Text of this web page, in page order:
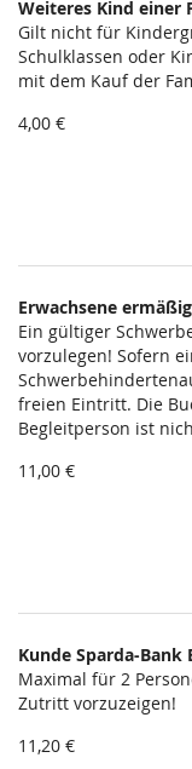
Weiteres Kind einer
Gilt nicht für
Schulklassen oder
mit dem Kauf der
4,00 €
Erwachsene
Ein gültiger
vorzulegen! Sofern
freien Eintritt. Die
Begleitperson ist
11,00 €
Kunde Sparda-
Maximal für 2
Zutritt vorzuzeigen!
11,20 €